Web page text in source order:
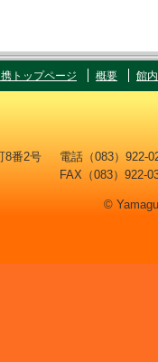
トップページ 概要
館
8番2号
電話（083）922-
FAX（083）922-
©